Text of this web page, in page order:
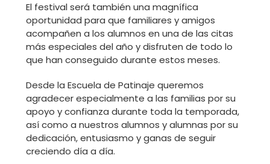
El festival será también una magnífica
oportunidad para que familiares y amigos
acompañen a los alumnos en una de las citas
más especiales del año y disfruten de todo lo
que han conseguido durante estos meses.
Desde la Escuela de Patinaje queremos
agradecer especialmente a las familias por su
apoyo y confianza durante toda la temporada,
así como a nuestros alumnos y alumnas por su
dedicación, entusiasmo y ganas de seguir
creciendo día a día.